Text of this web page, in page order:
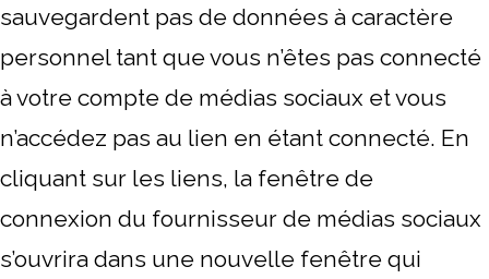
sauvegardent pas de données à caractère
personnel tant que vous n’êtes pas connecté
à votre compte de médias sociaux et vous
n’accédez pas au lien en étant connecté. En
cliquant sur les liens, la fenêtre de
connexion du fournisseur de médias sociaux
s’ouvrira dans une nouvelle fenêtre qui